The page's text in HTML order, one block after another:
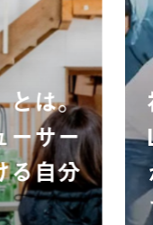
とは。
ーサー
る自分